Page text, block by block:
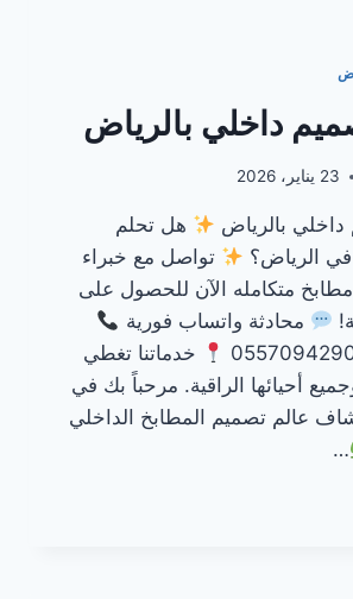
داخلي بالرياض
23 يناير، 2026
بالرياض
هل تحلم
الرياض؟
تواصل مع خبراء
متكامله الآن للحصول على
محادثة واتساب فورية
خدماتنا تغطي
أحيائها الراقية. مرحباً بك في
عالم تصميم المطابخ الداخلي
…